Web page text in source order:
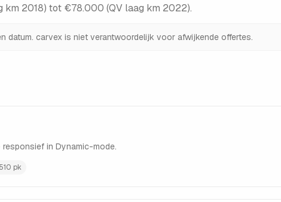
2018) tot €78.000 (QV laag km 2022).
datum. carvex is niet verantwoordelijk voor afwijkende offertes.
in Dynamic-mode.
pk